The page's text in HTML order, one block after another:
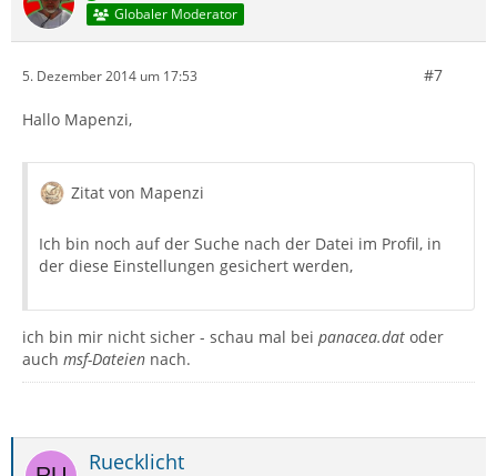
Globaler Moderator
5. Dezember 2014 um 17:53 #7
Hallo Mapenzi,
Zitat von Mapenzi
Ich bin noch auf der Suche nach der Datei im Profil, in
der diese Einstellungen gesichert werden,
ich bin mir nicht sicher - schau mal bei panacea.dat oder
auch msf-Dateien nach.
Ruecklicht